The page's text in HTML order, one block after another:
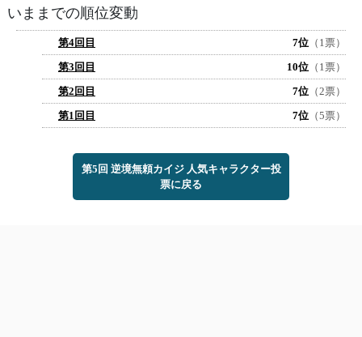
いままでの順位変動
第4回目 7位 （1票）
第3回目
10位 （1票）
第2回目
7位 （2票）
第1回目
7位 （5票）
第5回 逆境無頼カイジ 人気キャラクター投
票に戻る